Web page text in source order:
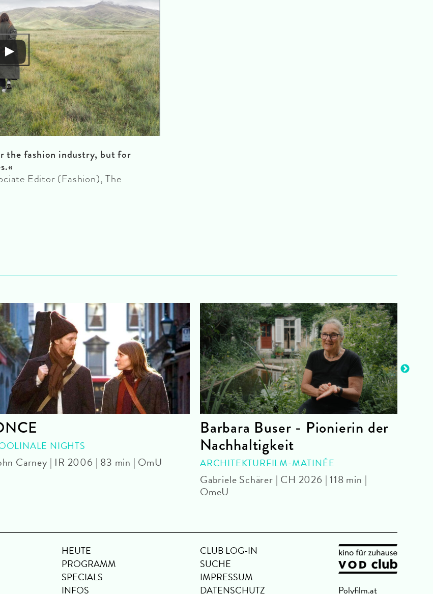
the fashion industry, but for
Editor (Fashion), The
NIGHTS
Carney | IR 2006 | 83 min | OmU
Barbara Buser - Pionierin der
Nachhaltigkeit
ARCHITEKTURFILM-MATINÉE
Gabriele Schärer | CH 2026 | 118 min |
OmeU
HEUTE
PROGRAMM
SPECIALS
INFOS
CLUB LOG-IN
SUCHE
IMPRESSUM
DATENSCHUTZ
Polyfilm.at